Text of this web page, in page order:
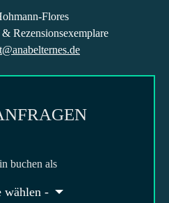
Flores
Rezensionsexemplare
buchen als
wählen -